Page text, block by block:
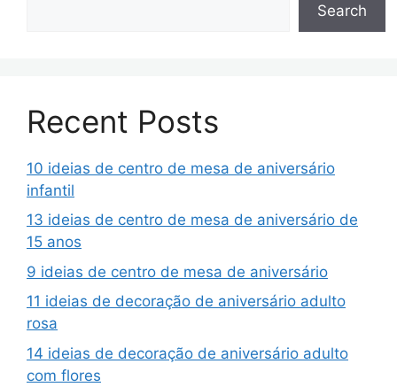
Search
Recent Posts
10 ideias de centro de mesa de aniversário
infantil
13 ideias de centro de mesa de aniversário de
15 anos
9 ideias de centro de mesa de aniversário
11 ideias de decoração de aniversário adulto
rosa
14 ideias de decoração de aniversário adulto
com flores